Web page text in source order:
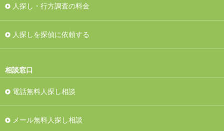
人探し・行方調査の料金
人探しを探偵に依頼する
相談窓口
電話無料人探し相談
メール無料人探し相談